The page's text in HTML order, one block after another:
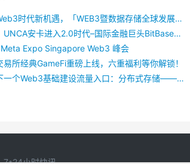
探索Web3时代新机遇，「WEB3暨数据存储全球发展峰会」即将起航！
独家：UNCA安卡进入2.0时代–国际金融巨头BitBase完成对UNCA安卡项目并购
Expo Singapore Web3 峰会
易所经典GameFi重磅上线，六重福利等你解锁！
寻找下一个Web3基础建设流量入口：分布式存储——Datamall Chain
7*24小时快讯